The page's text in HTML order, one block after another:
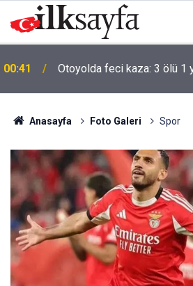
00:41 Otoyolda feci kaza: 3 ölü 1
00:20 Haymana Seyran
Anasayfa Foto Galeri Spor